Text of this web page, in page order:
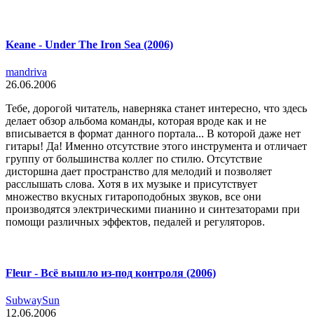
Keane - Under The Iron Sea (2006)
mandriva
26.06.2006
Тебе, дорогой читатель, наверняка станет интересно, что здесь
делает обзор альбома команды, которая вроде как и не
вписывается в формат данного портала... В которой даже нет
гитары! Да! Именно отсутствие этого инструмента и отличает
группу от большинства коллег по стилю. Отсутствие
дисторшна дает пространство для мелодий и позволяет
расслышать слова. Хотя в их музыке и присутствует
множество вкусных гитароподобных звуков, все они
производятся электрическими пианино и синтезаторами при
помощи различных эффектов, педалей и регуляторов.
Fleur - Всё вышло из-под контроля (2006)
SubwaySun
12.06.2006